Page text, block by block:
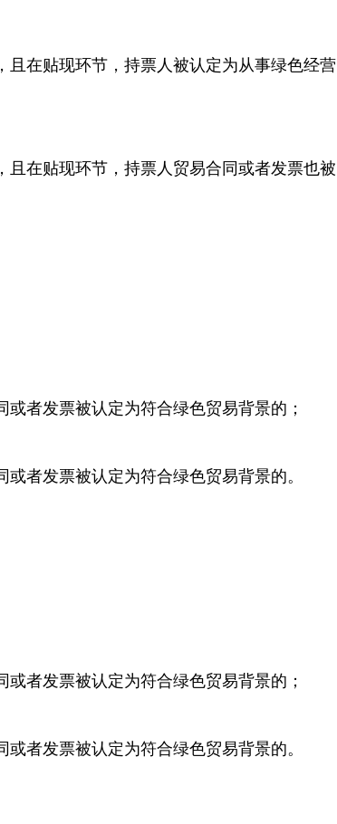
且在贴现环节，持票人被认定为从事绿色经营
且在贴现环节，持票人贸易合同或者发票也被
者发票被认定为符合绿色贸易背景的；
者发票被认定为符合绿色贸易背景的。
者发票被认定为符合绿色贸易背景的；
者发票被认定为符合绿色贸易背景的。